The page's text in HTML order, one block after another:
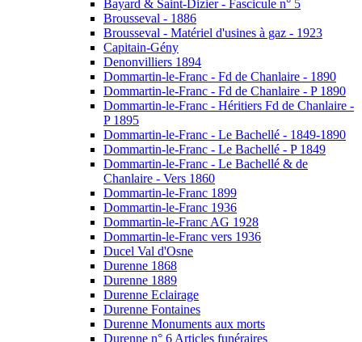
Bayard & Saint-Dizier - Fascicule n° 5
Brousseval - 1886
Brousseval - Matériel d'usines à gaz - 1923
Capitain-Gény
Denonvilliers 1894
Dommartin-le-Franc - Fd de Chanlaire - 1890
Dommartin-le-Franc - Fd de Chanlaire - P 1890
Dommartin-le-Franc - Héritiers Fd de Chanlaire -
P 1895
Dommartin-le-Franc - Le Bachellé - 1849-1890
Dommartin-le-Franc - Le Bachellé - P 1849
Dommartin-le-Franc - Le Bachellé & de
Chanlaire - Vers 1860
Dommartin-le-Franc 1899
Dommartin-le-Franc 1936
Dommartin-le-Franc AG 1928
Dommartin-le-Franc vers 1936
Ducel Val d'Osne
Durenne 1868
Durenne 1889
Durenne Eclairage
Durenne Fontaines
Durenne Monuments aux morts
Durenne n° 6 Articles funéraires